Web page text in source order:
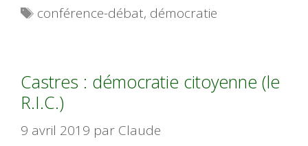
Étiquettes
conférence-débat, démocratie
Castres : démocratie citoyenne (le
R.I.C.)
9 avril 2019 par Claude